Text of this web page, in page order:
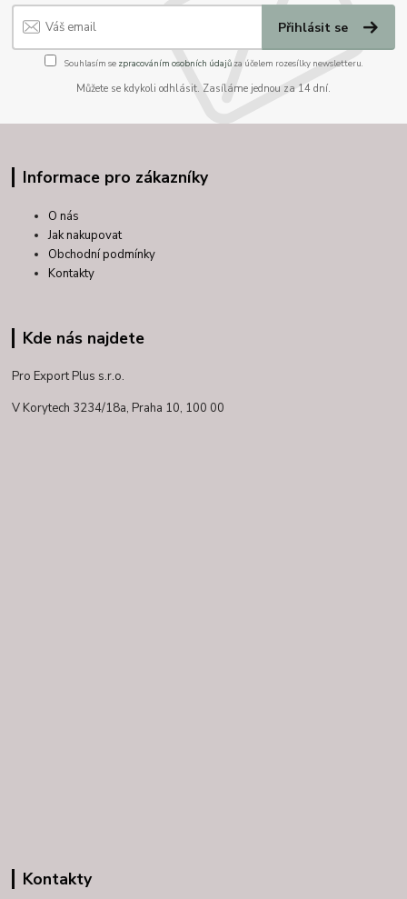
Přihlásit se
Souhlasím se zpracováním osobních údajůza účelem rozesílky newsletteru.
Můžete se kdykoli odhlásit. Zasíláme jednou za 14 dní.
Informace pro zákazníky
O nás
Jak nakupovat
Obchodní podmínky
Kontakty
Kde nás najdete
Pro Export Plus s.r.o.
V Korytech 3234/18a, Praha 10, 100 00
Kontakty